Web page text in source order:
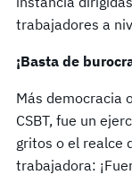
trabajadores a
¡Basta de
Más democracia
CSBT, fue un
gritos o el realce
trabajadora: